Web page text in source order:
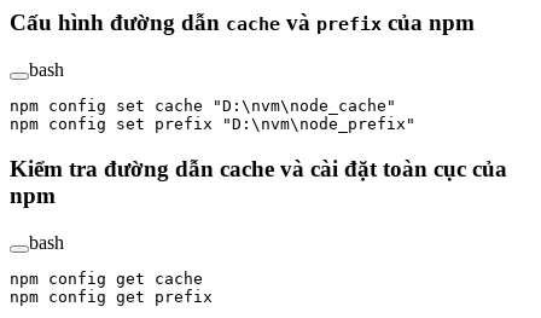
Cấu hình đường dẫn cache và prefix của npm
bash
npm config set cache "D:\nvm\node_cache"
npm config set prefix "D:\nvm\node_prefix"
Kiểm tra đường dẫn cache và cài đặt toàn cục của
npm
bash
npm config get cache
npm config get prefix